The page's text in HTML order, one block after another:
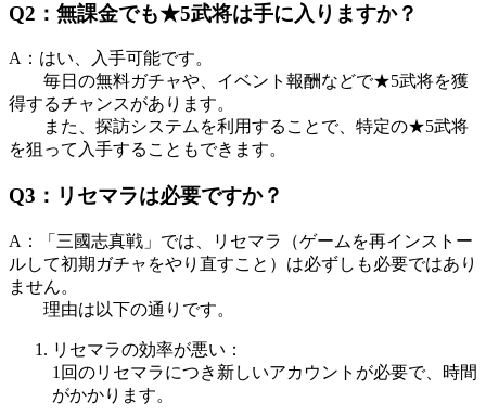
Q2：無課金でも★5武将は手に入りますか？
A：はい、入手可能です。
毎日の無料ガチャや、イベント報酬などで★5武将を獲
得するチャンスがあります。
また、探訪システムを利用することで、特定の★5武将
を狙って入手することもできます。
Q3：リセマラは必要ですか？
A：「三國志真戦」では、リセマラ（ゲームを再インストー
ルして初期ガチャをやり直すこと）は必ずしも必要ではあり
ません。
理由は以下の通りです。
リセマラの効率が悪い：
1回のリセマラにつき新しいアカウントが必要で、時間
がかかります。